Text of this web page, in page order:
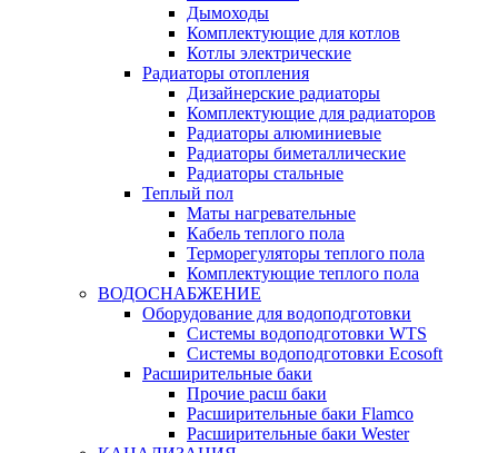
Дымоходы
Комплектующие для котлов
Котлы электрические
Радиаторы отопления
Дизайнерские радиаторы
Комплектующие для радиаторов
Радиаторы алюминиевые
Радиаторы биметаллические
Радиаторы стальные
Теплый пол
Маты нагревательные
Кабель теплого пола
Терморегуляторы теплого пола
Комплектующие теплого пола
ВОДОСНАБЖЕНИЕ
Оборудование для водоподготовки
Системы водоподготовки WTS
Системы водоподготовки Ecosoft
Расширительные баки
Прочие расш баки
Расширительные баки Flamco
Расширительные баки Wester